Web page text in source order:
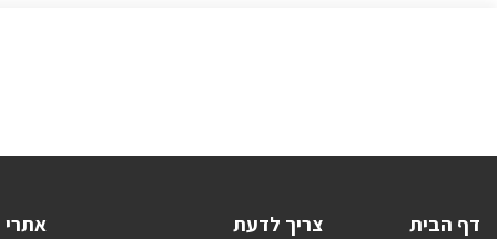
דף הבית צריך לדעת